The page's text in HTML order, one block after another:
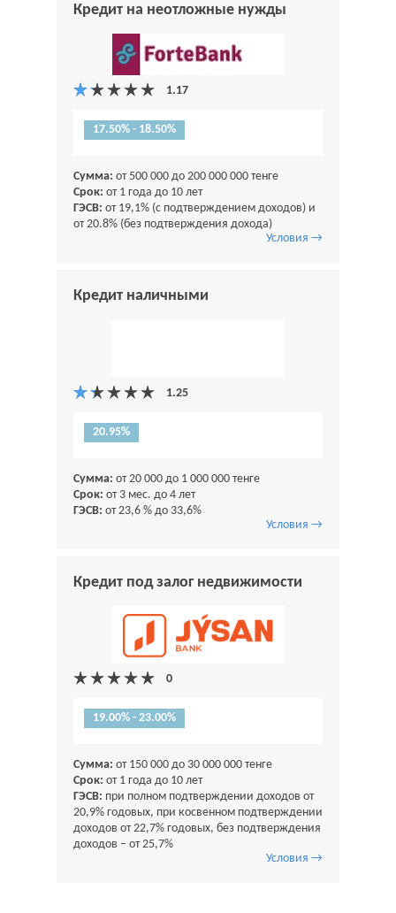
Кредит на неотложные нужды
17.50% - 18.50%
Сумма: от 500 000 до 200 000 000 тенге
Срок: от 1 года до 10 лет
ГЭСВ: от 19,1% (с подтверждением доходов) и
от 20.8% (без подтверждения дохода)
Условия →
Кредит наличными
20.95%
Сумма: от 20 000 до 1 000 000 тенге
Срок: от 3 мес. до 4 лет
ГЭСВ: от 23,6 % до 33,6%
Условия →
Кредит под залог недвижимости
19.00% - 23.00%
Сумма: от 150 000 до 30 000 000 тенге
Срок: от 1 года до 10 лет
ГЭСВ: при полном подтверждении доходов от
20,9% годовых, при косвенном подтверждении
доходов от 22,7% годовых, без подтверждения
доходов – от 25,7%
Условия →